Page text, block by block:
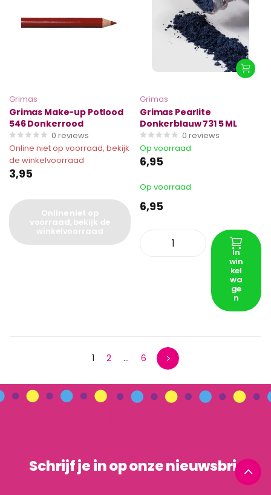
Grimas
Grimas Make-up Potlood
546 Donkerrood
0 reviews
Online niet op voorraad, bekijk
de winkelvoorraad
3,95
Online niet op
voorraad, bekijk de
winkelvoorraad
Grimas
Grimas Pearlite
Donkerblauw 731 5 ML
0 reviews
Op voorraad
6,95
Op voorraad
6,95
In
win
kel
wa
ge
n
1 2 … 6
Schrijf je in op onze nieuwsbrief